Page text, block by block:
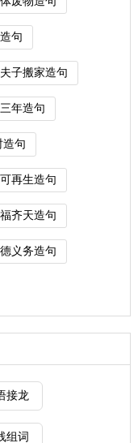
句
子搬家造句
年造句
造句
再生造句
齐天造句
义务造句
接龙
组词